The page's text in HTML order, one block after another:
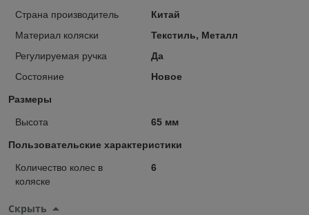
Страна производитель
Китай
Материал коляски
Текстиль, Металл
Регулируемая ручка
Да
Состояние
Новое
Размеры
Высота 65 мм
Пользовательские характеристики
Количество колес в
коляске
6
Скрыть